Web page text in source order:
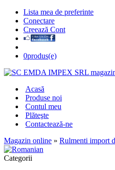
Lista mea de preferinte
Conectare
Creează Cont
0produs(e)
Acasă
Produse noi
Contul meu
Plăteşte
Contactează-ne
Magazin online » Rulmenti import
Categorii